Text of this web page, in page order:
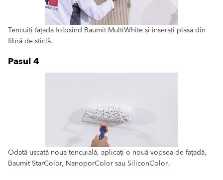
Tencuiți fațada folosind Baumit MultiWhite și inserați plasa din
fibră de sticlă.
Pasul 4
Odată uscată noua tencuială, aplicați o nouă vopsea de fațadă,
Baumit StarColor, NanoporColor sau SiliconColor.